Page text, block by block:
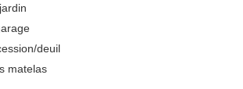
deuil
matelas